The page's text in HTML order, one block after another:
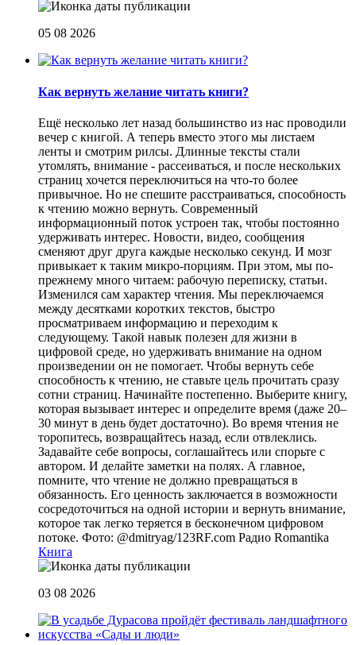
05 08 2026
Как вернуть желание читать книги?
Eщё несколько лет назад большинство из нас проводили
вечер с книгой. А теперь вместо этого мы листаем
ленты и смотрим рилсы. Длинные тексты стали
утомлять, внимание - рассеиваться, и после нескольких
страниц хочется переключиться на что-то более
привычное. Но не спешите расстраиваться, способность
к чтению можно вернуть. Современный
информационный поток устроен так, чтобы постоянно
удерживать интерес. Новости, видео, сообщения
сменяют друг друга каждые несколько секунд. И мозг
привыкает к таким микро-порциям. При этом, мы по-
прежнему много читаем: рабочую переписку, статьи.
Изменился сам характер чтения. Мы переключаемся
между десятками коротких текстов, быстро
просматриваем информацию и переходим к
следующему. Такой навык полезен для жизни в
цифровой среде, но удерживать внимание на одном
произведении он не помогает. Чтобы вернуть себе
способность к чтению, не ставьте цель прочитать сразу
сотни страниц. Начинайте постепенно. Выберите книгу,
которая вызывает интерес и определите время (даже 20–
30 минут в день будет достаточно). Во время чтения не
торопитесь, возвращайтесь назад, если отвлеклись.
Задавайте себе вопросы, соглашайтесь или спорьте с
автором. И делайте заметки на полях. А главное,
помните, что чтение не должно превращаться в
обязанность. Его ценность заключается в возможности
сосредоточиться на одной истории и вернуть внимание,
которое так легко теряется в бесконечном цифровом
потоке. Фото: @dmitryag/123RF.com Радио Romantika
Книга
03 08 2026